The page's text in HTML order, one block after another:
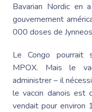
Bavarian Nordic
gouvernement
000 doses de
Le Congo pourrait
MPOX. Mais le
administrer – il
le vaccin danois est
vendait pour environ